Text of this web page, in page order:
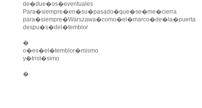
de�due�os�eventuales
Para�siempre�en�su�pasado�que�se�me�cierra
para�siempre�Warszawa�como�el�marco�de�la�puerta
despu�s�del�temblor
�
o�es�el�temblor�mismo
y�trist�simo
�